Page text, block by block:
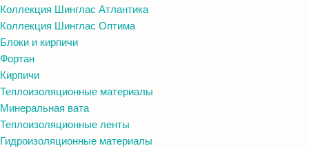
Коллекция Шинглас Атлантика
Коллекция Шинглас Оптима
Блоки и кирпичи
Фортан
Кирпичи
Теплоизоляционные материалы
Минеральная вата
Теплоизоляционные ленты
Гидроизоляционные материалы